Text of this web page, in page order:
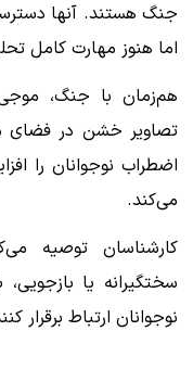
جنگ هستند. آنها
اما هنوز مهارت کامل
هم‌زمان با جنگ،
تصاویر خشن در فضای
اضطراب نوجوانان را
می‌کند.
کارشناسان توصیه
سختگیرانه یا
نوجوانان ارتباط برقرار